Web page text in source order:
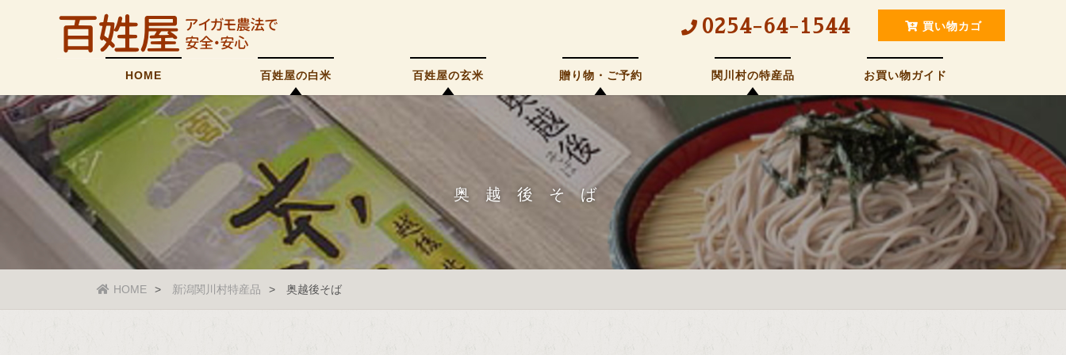
買い物カゴ
0254-64-1544
HOME 百姓屋の白米 百姓屋の玄米 贈り物・ご予約 関川村の特産品 お買い物ガイド
奥越後そば
HOME 新潟関川村特産品 奥越後そば